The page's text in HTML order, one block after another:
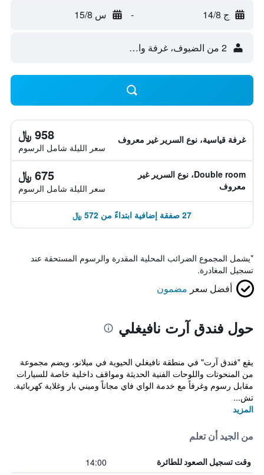
ج 14/8 - س 15/8
2 من الضيوف، غرفة واحدة
غرفة قياسية، نوع السرير غير معروف 958 ﷼
سعر الليلة شامل الرسوم
Double room، نوع السرير غير
معروف
675 ﷼
سعر الليلة شامل الرسوم
27 صفقة إضافية ابتداءً من 572 ﷼
*يشمل المجموع الضرائب المحلية المقدرة والرسوم المستحقة عند
تسجيل المغادرة.
أفضل سعر مضمون
حول فندق آرت نافيغلي
يقع "فندق آرت" في منطقة نافيغلي الحيوية في ميلانو، ويضم مجموعة
من المنحوتات واللوحات الفنية الحديثة ومواقف داخلية خاصة للسيارات
مقابل رسوم وغرفاً مع خدمة الواي فاي مجاناً وميني بار وغلاية كهربائية.
تش...
المزيد
من الجيد أن تعلم
وقت تسجيل الصعود للطائرة 14:00